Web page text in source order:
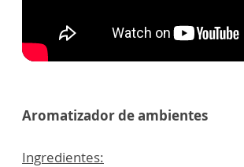
Aromatizador de ambientes
Ingredientes: